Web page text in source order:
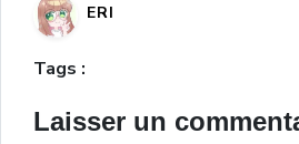
ERI
Tags :
Laisser un